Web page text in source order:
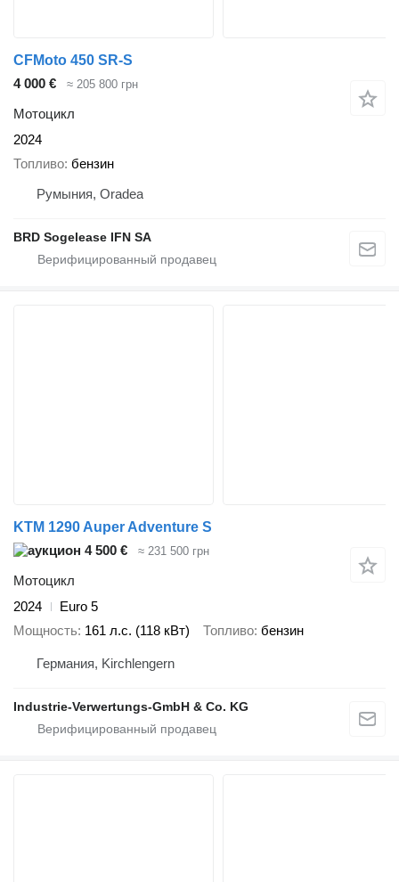
CFMoto 450 SR-S
4 000 €
≈ 205 800 грн
Мотоцикл
2024
Топливо бензин
Румыния, Oradea
BRD Sogelease IFN SA
KTM 1290 Auper Adventure S
4 500 €
≈ 231 500 грн
Мотоцикл
2024
Euro 5
Мощность 161 л.с. (118 кВт) Топливо бензин
Германия, Kirchlengern
Industrie-Verwertungs-GmbH & Co. KG